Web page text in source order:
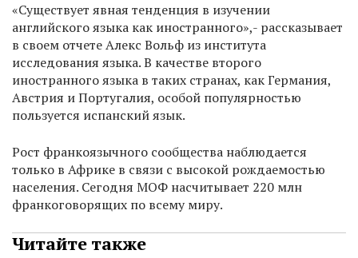
«Существует явная тенденция в изучении
английского языка как иностранного»,- рассказывает
в своем отчете Алекс Вольф из института
исследования языка. В качестве второго
иностранного языка в таких странах, как Германия,
Австрия и Португалия, особой популярностью
пользуется испанский язык.
Рост франкоязычного сообщества наблюдается
только в Африке в связи с высокой рождаемостью
населения. Сегодня МОФ насчитывает 220 млн
франкоговорящих по всему миру.
Читайте также